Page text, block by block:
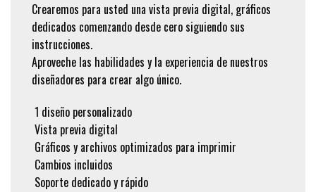
Crearemos para usted una vista previa digital, gráficos
dedicados comenzando desde cero siguiendo sus
instrucciones.
Aproveche las habilidades y la experiencia de nuestros
diseñadores para crear algo único.
1 diseño personalizado
Vista previa digital
Gráficos y archivos optimizados para imprimir
Cambios incluidos
Soporte dedicado y rápido